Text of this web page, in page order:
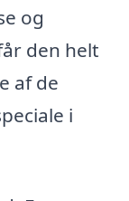
og
den helt
af de
i